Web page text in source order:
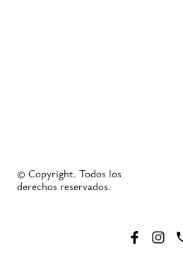
© Copyright. Todos los
derechos reservados.